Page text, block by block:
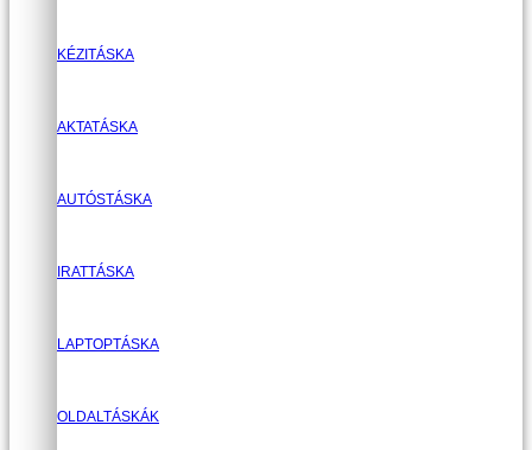
KÉZITÁSKA
AKTATÁSKA
AUTÓSTÁSKA
IRATTÁSKA
LAPTOPTÁSKA
OLDALTÁSKÁK